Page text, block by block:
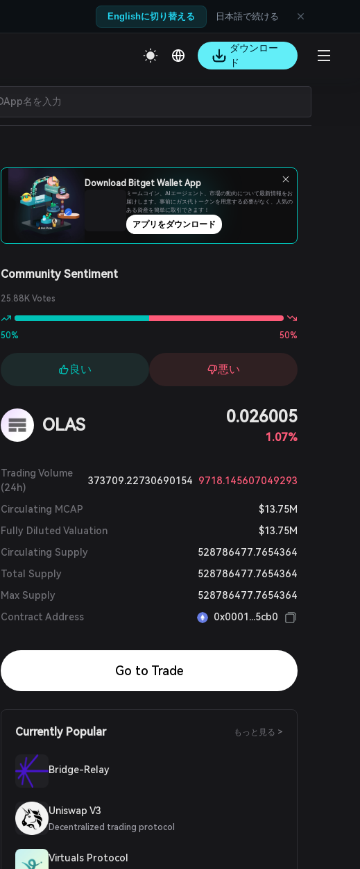
Englishに切り替える 日本語で続ける
ダウンロー
ド
Download Bitget Wallet App
ミームコイン、AIエージェント、市場の動向について最新情報をお
届けします。事前にガス代トークンを用意する必要がなく、人気の
ある資産を簡単に取引できます！
アプリをダウンロード
Community Sentiment
25.88K Votes
50% 50%
良い 悪い
OLAS 0.026005
1.07%
Trading Volume
(24h)
373709.22730690154 9718.145607049293
Circulating MCAP
$13.75M
Fully Diluted Valuation
$13.75M
Circulating Supply
528786477.7654364
Total Supply
528786477.7654364
Max Supply
528786477.7654364
Contract Address
0x0001...5cb0
Go to Trade
Currently Popular もっと見る >
Bridge-Relay
Uniswap V3
Decentralized trading protocol
Virtuals Protocol